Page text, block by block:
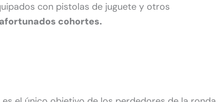
con pistolas de juguete y otros
cohortes.